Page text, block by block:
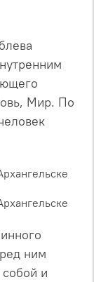
Мир. По
ним
и